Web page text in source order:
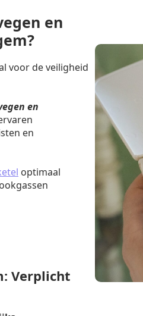
en
voor de veiligheid
en
en
optimaal
Verplicht